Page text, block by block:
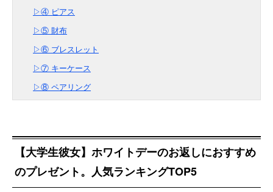
▷④ ピアス
▷⑤ 財布
▷⑥ ブレスレット
▷⑦ キーケース
▷⑧ ペアリング
【大学生彼女】ホワイトデーのお返しにおすすめ
のプレゼント。人気ランキングTOP5